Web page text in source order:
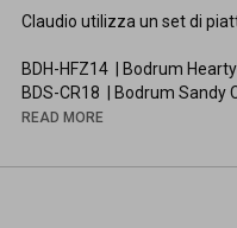
Claudio utilizza un set di
BDH-HFZ14  | Bodrum
https://bit.ly/3qBm4C2
READ MORE